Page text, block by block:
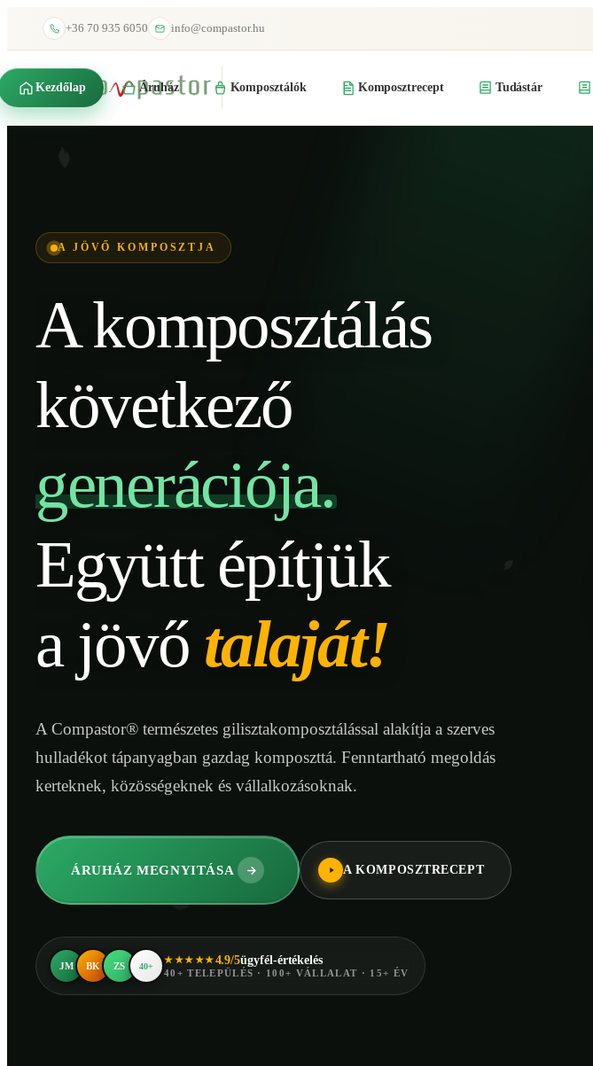
+36 70 935 6050 info@compastor.hu
Kezdőlap Áruház Komposztálók Komposztrecept Tudástár
A JÖVŐ KOMPOSZTJA
A komposztálás
következő
generációja.
Együtt építjük
a jövő talaját!
A Compastor® természetes gilisztakomposztálással alakítja a szerves
hulladékot tápanyagban gazdag komposzttá. Fenntartható megoldás
kerteknek, közösségeknek és vállalkozásoknak.
ÁRUHÁZ MEGNYITÁSA A KOMPOSZTRECEPT
JM BK ZS 40+
★★★★★4.9/5ügyfél-értékelés
40+ TELEPÜLÉS · 100+ VÁLLALAT · 15+ ÉV